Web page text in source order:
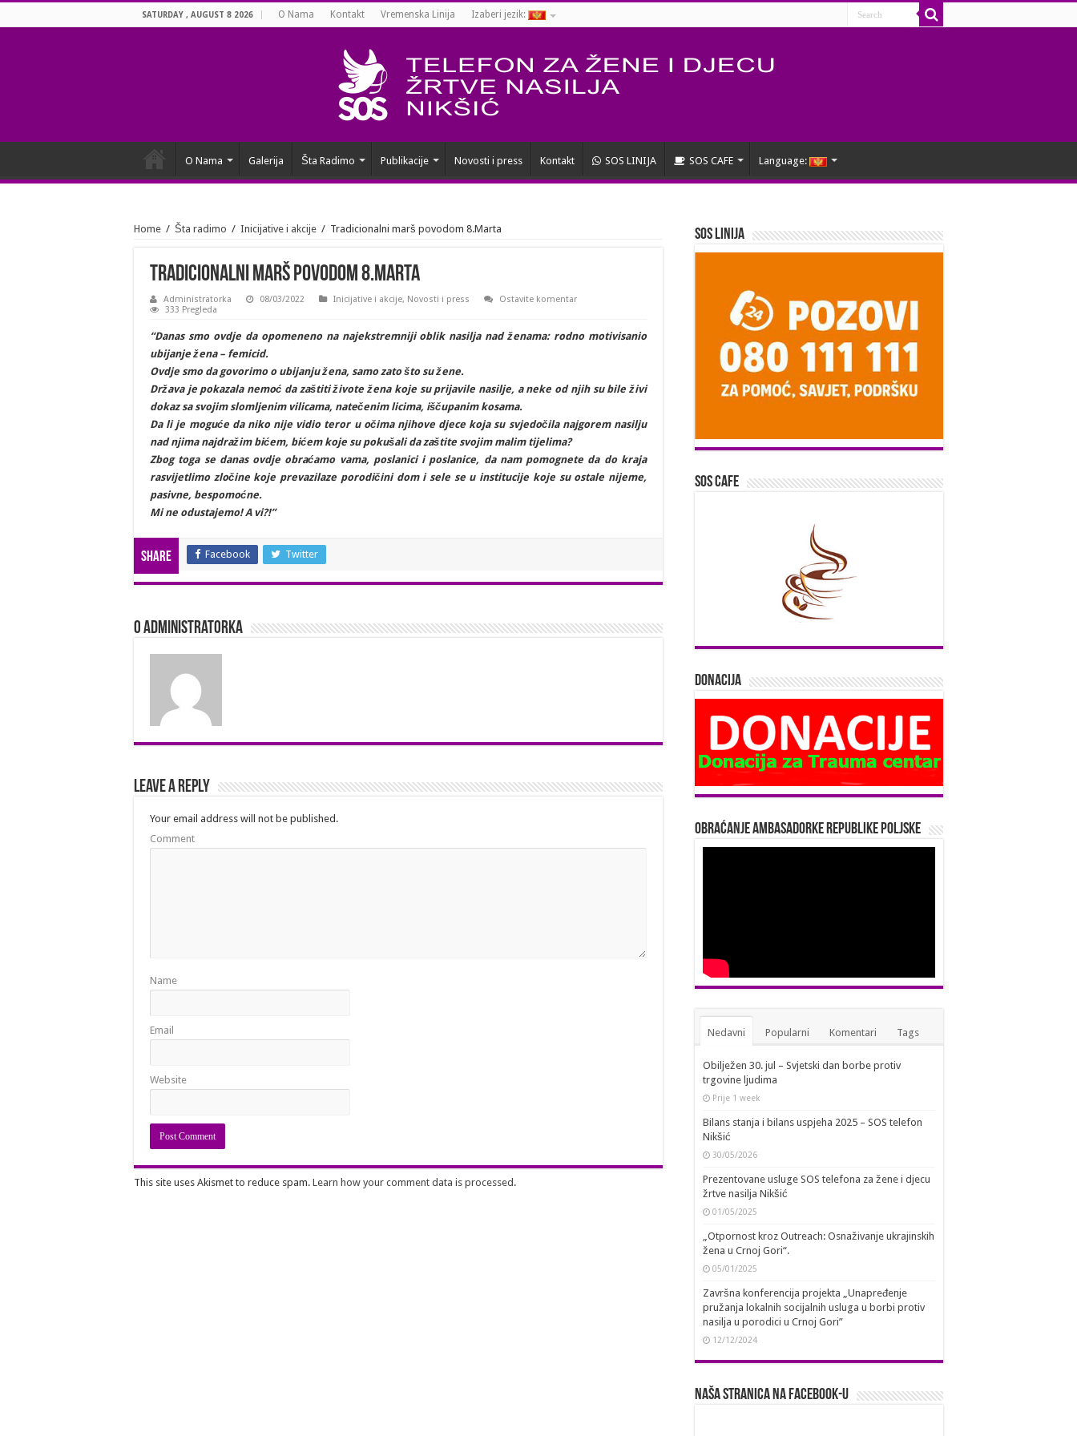
SATURDAY , AUGUST 8 2026 O Nama Kontakt Vremenska Linija Izaberi jezik:
O Nama Galerija Šta Radimo Publikacije Novosti i press Kontakt SOS LINIJA SOS CAFE Language:
Home / Šta radimo / Inicijative i akcije / Tradicionalni marš povodom 8.Marta
Tradicionalni marš povodom 8.Marta
Administratorka 08/03/2022 Inicijative i akcije, Novosti i press
Ostavite komentar
333 Pregleda
“Danas smo ovdje da opomeneno na najekstremniji oblik nasilja nad ženama: rodno motivisanio
ubijanje žena – femicid.
Ovdje smo da govorimo o ubijanju žena, samo zato što su žene.
Država je pokazala nemoć da zaštiti živote žena koje su prijavile nasilje, a neke od njih su bile živi
dokaz sa svojim slomljenim vilicama, natečenim licima, iščupanim kosama.
Da li je moguće da niko nije vidio teror u očima njihove djece koja su svjedočila najgorem nasilju
nad njima najdražim bićem, bićem koje su pokušali da zaštite svojim malim tijelima?
Zbog toga se danas ovdje obraćamo vama, poslanici i poslanice, da nam pomognete da do kraja
rasvijetlimo zločine koje prevazilaze porodičini dom i sele se u institucije koje su ostale nijeme,
pasivne, bespomoćne.
Mi ne odustajemo! A vi?!”
Share Facebook Twitter
O Administratorka
Leave a Reply
Your email address will not be published.
Comment
Name
Email
Website
This site uses Akismet to reduce spam. Learn how your comment data is processed .
SOS Linija
SOS Cafe
Donacija
Obraćanje Ambasadorke Republike Poljske
Nedavni Popularni Komentari Tags
Obilježen 30. jul – Svjetski dan borbe protiv
trgovine ljudima
Prije 1 week
Bilans stanja i bilans uspjeha 2025 – SOS telefon
Nikšić
30/05/2026
Prezentovane usluge SOS telefona za žene i djecu
žrtve nasilja Nikšić
01/05/2025
„Otpornost kroz Outreach: Osnaživanje ukrajinskih
žena u Crnoj Gori“.
05/01/2025
Završna konferencija projekta „Unapređenje
pružanja lokalnih socijalnih usluga u borbi protiv
nasilja u porodici u Crnoj Gori”
12/12/2024
Naša stranica na Facebook-u